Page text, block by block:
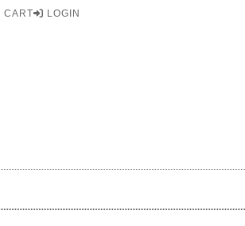
CART LOGIN